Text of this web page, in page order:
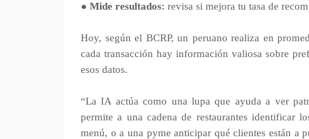
● Mide resultados: revisa si mejora tu tasa de
Hoy, según el BCRP, un peruano realiza en
cada transacción hay información valiosa sobre
esos datos.
“La IA actúa como una lupa que ayuda a ver
permite a una cadena de restaurantes identificar
menú, o a una pyme anticipar qué clientes están a